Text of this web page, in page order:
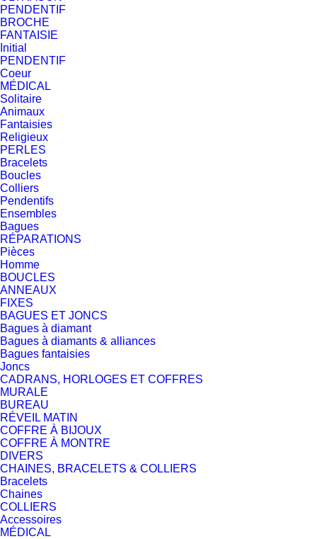
PENDENTIF
BROCHE
FANTAISIE
Initial
PENDENTIF
Coeur
MÉDICAL
Solitaire
Animaux
Fantaisies
Religieux
PERLES
Bracelets
Boucles
Colliers
Pendentifs
Ensembles
Bagues
RÉPARATIONS
Pièces
Homme
BOUCLES
ANNEAUX
FIXES
BAGUES ET JONCS
Bagues à diamant
Bagues à diamants & alliances
Bagues fantaisies
Joncs
CADRANS, HORLOGES ET COFFRES
MURALE
BUREAU
RÉVEIL MATIN
COFFRE À BIJOUX
COFFRE À MONTRE
DIVERS
CHAINES, BRACELETS & COLLIERS
Bracelets
Chaines
COLLIERS
Accessoires
MÉDICAL